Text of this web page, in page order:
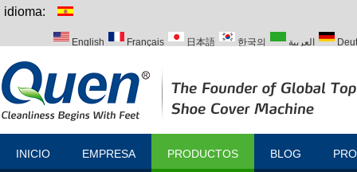
idioma:
English Français 日本語 한국의 العربية
INICIO EMPRESA PRODUCTOS BLOG